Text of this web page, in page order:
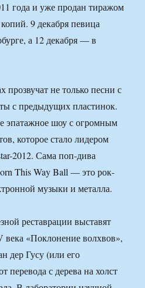
года и уже продан тиражом
9 декабря певица
а 12 декабря — в
прозвучат не только песни с
с предыдущих пластинок.
эпатажное шоу с огромным
которое стало лидером
2012. Сама поп-дива
This Way Ball — это рок-
музыки и металла.
реставрации выставят
«Поклонение волхвов»,
дер Гусу (или его
перевода с дерева на холст